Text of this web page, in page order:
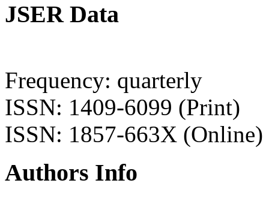
JSER Data
Frequency: quarterly
ISSN: 1409-6099 (Print)
ISSN: 1857-663X (Online)
Authors Info